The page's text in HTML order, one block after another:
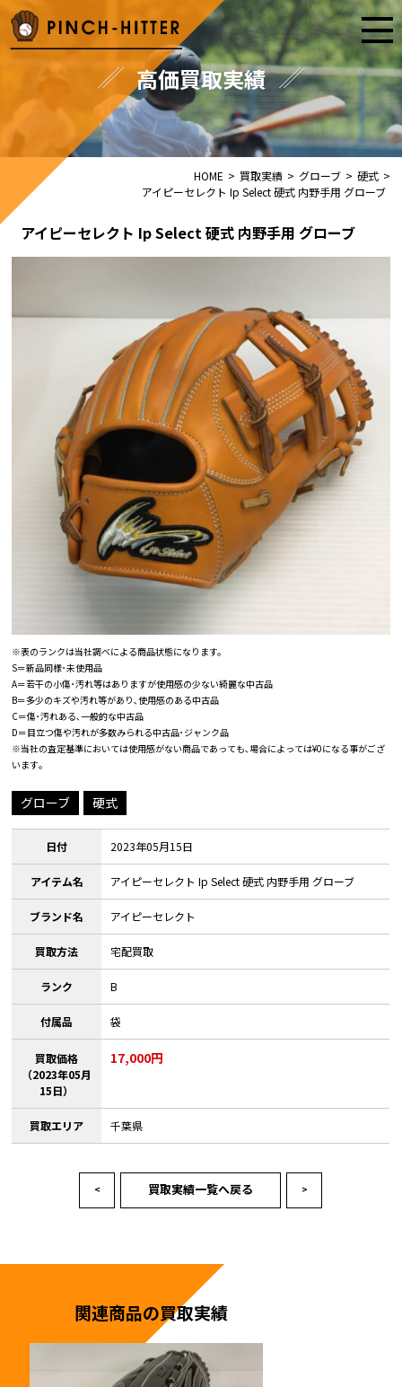
高価買取実績
HOME > 買取実績 > グローブ > 硬式 >
アイピーセレクト Ip Select 硬式 内野手用 グローブ
アイピーセレクト Ip Select 硬式 内野手用 グローブ
※表のランクは当社調べによる商品状態になります。
S＝新品同様･未使用品
A＝若干の小傷･汚れ等はありますが使用感の少ない綺麗な中古品
B＝多少のキズや汚れ等があり､使用感のある中古品
C＝傷･汚れある､一般的な中古品
D＝目立つ傷や汚れが多数みられる中古品･ジャンク品
※当社の査定基準においては使用感がない商品であっても､場合によっては¥0になる事がござ
います｡
グローブ 硬式
日付 2023年05月15日
アイテム名 アイピーセレクト Ip Select 硬式 内野手用 グローブ
ブランド名 アイピーセレクト
買取方法 宅配買取
ランク B
付属品 袋
買取価格
（2023年05月
15日）
17,000円
買取エリア 千葉県
< 買取実績一覧へ戻る >
関連商品の買取実績